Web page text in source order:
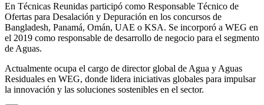
En Técnicas Reunidas participó como Responsable Técnico de
Ofertas para Desalación y Depuración en los concursos de
Bangladesh, Panamá, Omán, UAE o KSA. Se incorporó a WEG en
el 2019 como responsable de desarrollo de negocio para el segmento
de Aguas.
Actualmente ocupa el cargo de director global de Agua y Aguas
Residuales en WEG, donde lidera iniciativas globales para impulsar
la innovación y las soluciones sostenibles en el sector.